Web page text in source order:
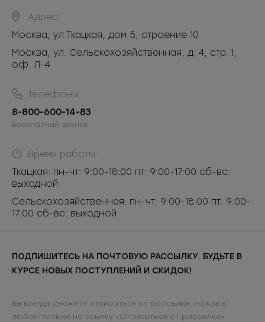
Адрес:
Москва, ул.Ткацкая, дом 5, строение 10
Москва, ул. Сельскохозяйственная, д. 4, стр. 1,
оф. Л-4
Телефоны:
8-800-600-14-83
Бесплатный звонок
Время работы:
Ткацкая: пн-чт: 9:00-18:00 пт: 9:00-17:00 сб-вс:
выходной
Сельскохозяйственная: пн-чт: 9:00-18:00 пт: 9:00-
17:00 сб-вс: выходной
ПОДПИШИТЕСЬ НА ПОЧТОВУЮ РАССЫЛКУ. БУДЬТЕ В
КУРСЕ НОВЫХ ПОСТУПЛЕНИЙ И СКИДОК!
Вы всегда сможете отписаться от рассылки, нажав в
любом письме на ссылку «Отписаться от рассылки»